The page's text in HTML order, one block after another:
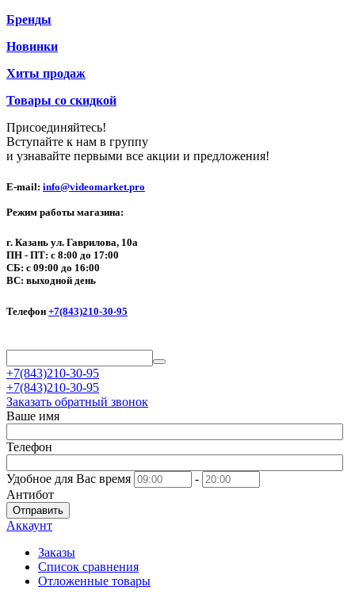
Бренды
Новинки
Хиты продаж
Товары со скидкой
Присоединяйтесь!
Вступайте к нам в группу
и узнавайте первыми все акции и предложения!
E-mail: info@videomarket.pro
Режим работы магазина:
г. Казань ул. Гаврилова, 10а
ПН - ПТ: с 8:00 до 17:00
СБ: с 09:00 до 16:00
ВС: выходной день
Телефон +7(843)210-30-95
+7(843)210-30-95
+7(843)210-30-95
Заказать обратный звонок
Ваше имя
Телефон
Удобное для Вас время
-
Антибот
Отправить
Аккаунт
Заказы
Список сравнения
Отложенные товары